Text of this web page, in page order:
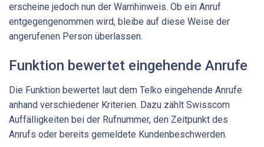
erscheine jedoch nun der Warnhinweis. Ob ein Anruf
entgegengenommen wird, bleibe auf diese Weise der
angerufenen Person überlassen.
Funktion bewertet eingehende Anrufe
Die Funktion bewertet laut dem Telko eingehende Anrufe
anhand verschiedener Kriterien. Dazu zählt Swisscom
Auffälligkeiten bei der Rufnummer, den Zeitpunkt des
Anrufs oder bereits gemeldete Kundenbeschwerden.